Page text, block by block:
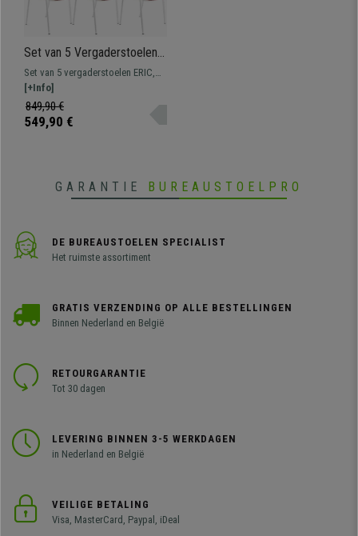
Set van 5 Vergaderstoelen
ERIC, Comfortabel en
Praktisch, Stapelbaar, Kleur
Bordeaux
Set van 5 vergaderstoelen ERIC,
een comfortabele zitplaats voor
wachtkamers en
conferentieruimten. Verkrijgbaar
[+Info]
849,90 €
549,90 €
GARANTIE BUREAUSTOELPRO
DE BUREAUSTOELEN SPECIALIST
Het ruimste assortiment
GRATIS VERZENDING OP ALLE BESTELLINGEN
Binnen Nederland en België
RETOURGARANTIE
Tot 30 dagen
LEVERING BINNEN 3-5 WERKDAGEN
in Nederland en België
VEILIGE BETALING
Visa, MasterCard, Paypal, iDeal